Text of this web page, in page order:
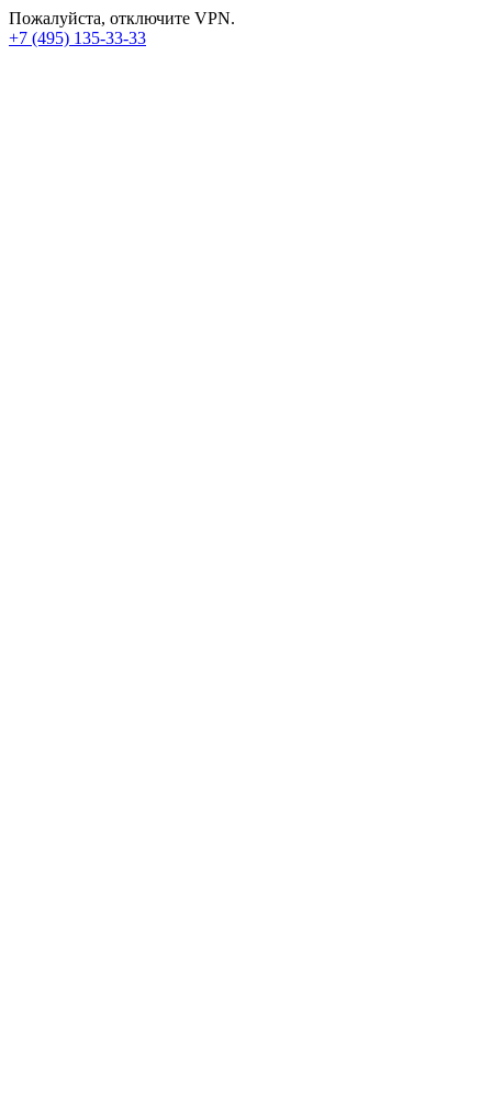
Пожалуйста, отключите VPN.
+7 (495) 135-33-33